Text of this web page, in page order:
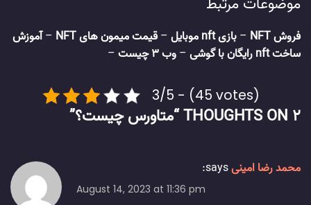
فروش NFT –بازی nft موبایل –قیمت میمون های NFT –آموزش
ساخت nft رایگان با گوشی
–وب 3 چیست –
3/5 - (45 votes)
2 THOUGHTS ON “ متاورس چیست؟”
محمد رضا امینیsays:
August 14, 2023 at 11:36 pm